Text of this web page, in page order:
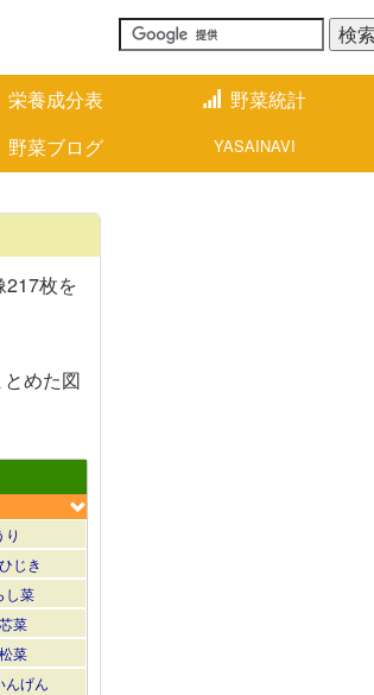
栄養成分表
野菜統計
野菜ブログ YASAINAVI
217枚を
めた図
り
じき
し菜
菜
菜
んげん